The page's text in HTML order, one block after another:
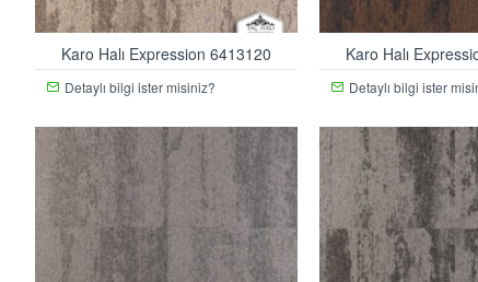
Karo Halı Expression 6413120
Detaylı bilgi ister misiniz?
Karo Halı
Detaylı bilgi ister